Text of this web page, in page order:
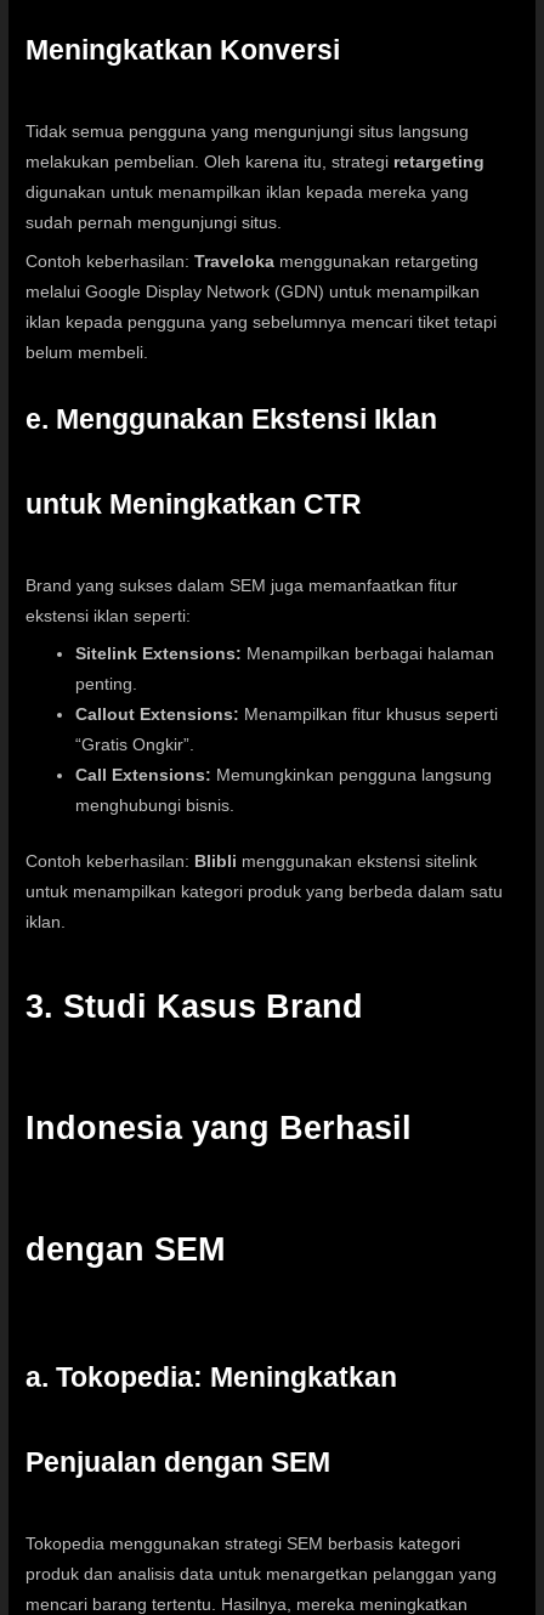
Meningkatkan Konversi
Tidak semua pengguna yang mengunjungi situs langsung
melakukan pembelian. Oleh karena itu, strategi retargeting
digunakan untuk menampilkan iklan kepada mereka yang
sudah pernah mengunjungi situs.
Contoh keberhasilan:Traveloka menggunakan retargeting
melalui Google Display Network (GDN) untuk menampilkan
iklan kepada pengguna yang sebelumnya mencari tiket tetapi
belum membeli.
e. Menggunakan Ekstensi Iklan
untuk Meningkatkan CTR
Brand yang sukses dalam SEM juga memanfaatkan fitur
ekstensi iklan seperti:
Sitelink Extensions: Menampilkan berbagai halaman
penting.
Callout Extensions: Menampilkan fitur khusus seperti
“Gratis Ongkir”.
Call Extensions: Memungkinkan pengguna langsung
menghubungi bisnis.
Contoh keberhasilan: Blibli menggunakan ekstensi sitelink
untuk menampilkan kategori produk yang berbeda dalam satu
iklan.
3. Studi Kasus Brand
Indonesia yang Berhasil
dengan SEM
a. Tokopedia: Meningkatkan
Penjualan dengan SEM
Tokopedia menggunakan strategi SEM berbasis kategori
produk dan analisis data untuk menargetkan pelanggan yang
mencari barang tertentu. Hasilnya, mereka meningkatkan